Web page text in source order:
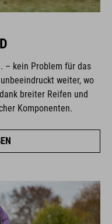
– kein Problem für das
weiter, wo
breiter Reifen und
Komponenten.